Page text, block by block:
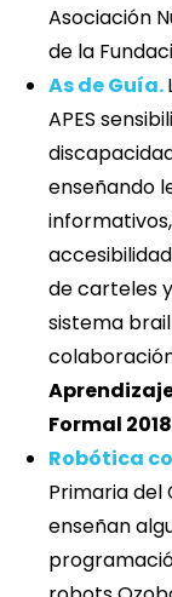
Asociación
de la
As de Guía.
APES
enseñando
de carteles
sistema
Formal 2018
Robótica
Primaria del
enseñan